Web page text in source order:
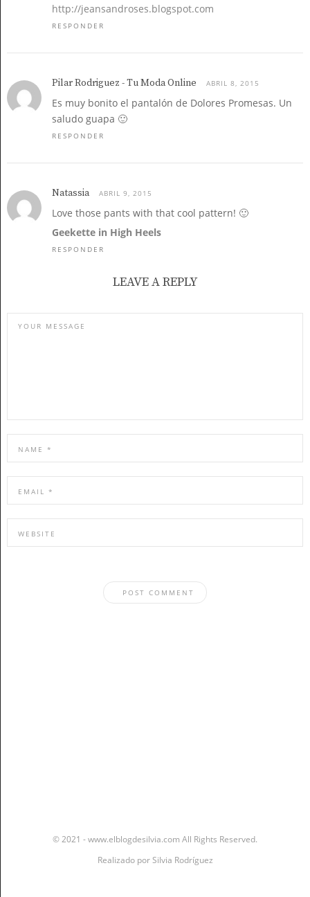
http://jeansandroses.blogspot.com
RESPONDER
Pilar Rodriguez - Tu Moda Online ABRIL 8, 2015
Es muy bonito el pantalón de Dolores Promesas. Un
saludo guapa 🙂
RESPONDER
Natassia ABRIL 9, 2015
Love those pants with that cool pattern! 🙂
Geekette in High Heels
RESPONDER
LEAVE A REPLY
© 2021 - www.elblogdesilvia.com All Rights Reserved.
Realizado porSilvia Rodríguez